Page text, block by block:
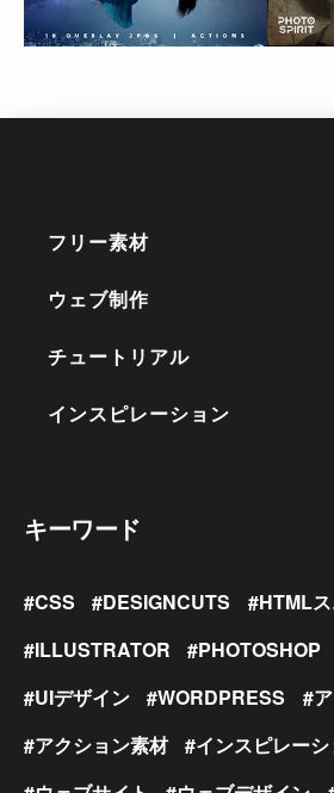
フリー素材
ウェブ制作
チュートリアル
インスピレーション
キーワード
CSS DESIGNCUTS
HTML
ILLUSTRATOR
PHOTOSHOP
UIデザイン
WORDPRESS
アクション素材
インスピレー